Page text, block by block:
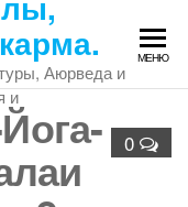
Аюрведа и
и
МЕНЮ
0